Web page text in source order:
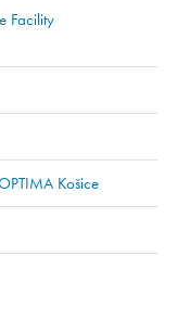
Facility
Košice